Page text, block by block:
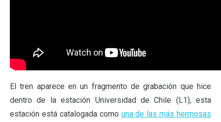
El tren aparece en un fragmento de grabación que hice
dentro de la estación Universidad de Chile (L1), esta
estación está catalogada como una de las más hermosas